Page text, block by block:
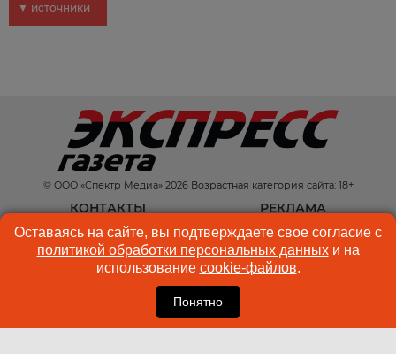
▼ источники
© ООО «Спектр Медиа» 2026 Возрастная категория сайта: 18+
КОНТАКТЫ
РЕКЛАМА
КУКИ-ФАЙЛЫ
ПОЛЬЗОВАТЕЛЬСКОЕ
СОГЛАШЕНИЕ
Оставаясь на сайте, вы подтверждаете свое согласие с
политикой обработки персональных данныхи на
использование cookie-файлов.
Понятно